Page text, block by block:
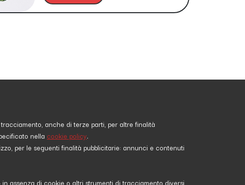
89/I
Petizioni
Contatti
anche di terze parti, per altre finalità
nella cookie policy.
per le seguenti finalità pubblicitarie: annunci e contenuti
assenza di cookie o altri strumenti di tracciamento diversi